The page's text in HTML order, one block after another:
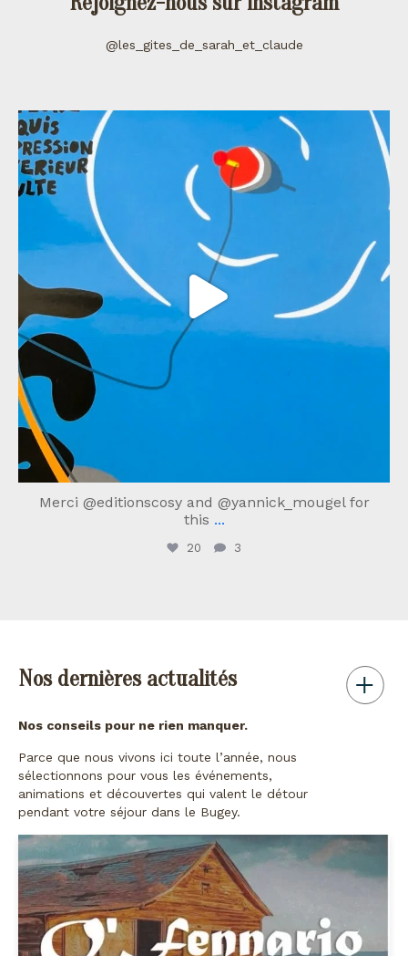
@les_gites_de_sarah_et_claude
les_gites_de_sarah_et_claude
Merci @editionscosy and @yannick_mougel for
this ...
20 3
Nos dernières actualités
Nos conseils pour ne rien manquer.
Parce que nous vivons ici toute l’année, nous
sélectionnons pour vous les événements,
animations et découvertes qui valent le détour
pendant votre séjour dans le Bugey.